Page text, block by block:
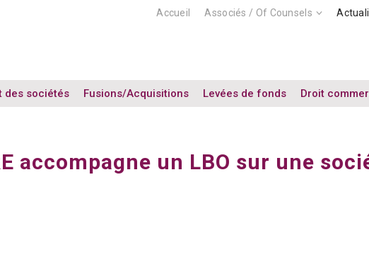
Accueil Associés / Of Counsels
des sociétés Fusions/Acquisitions Levées de fonds Droit
accompagne un LBO sur une